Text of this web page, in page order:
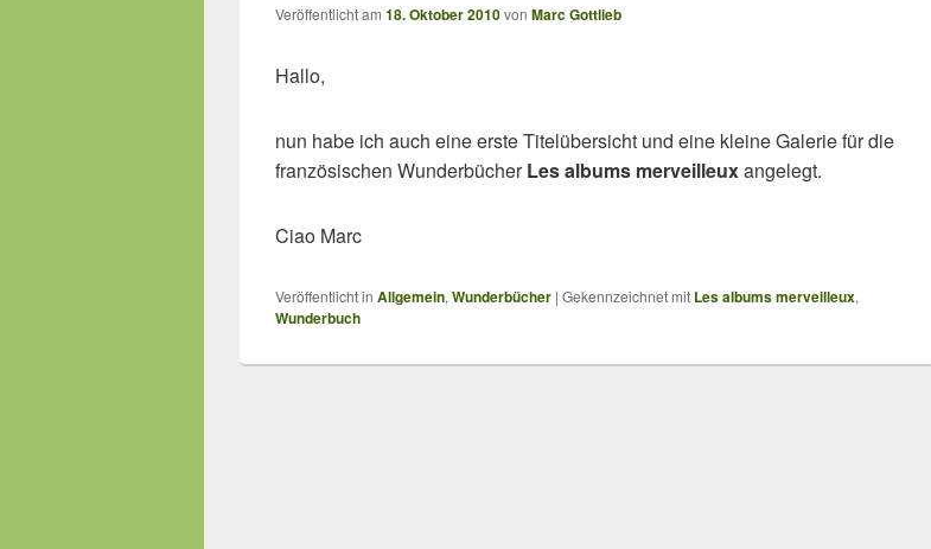
Veröffentlicht am 18. Oktober 2010von Marc Gottlieb
Hallo,
nun habe ich auch eine erste Titelübersicht und eine kleine Galerie für die
französischen WunderbücherLes albums merveilleuxangelegt.
Ciao Marc
Veröffentlicht in Allgemein, Wunderbücher | Gekennzeichnet mit Les albums merveilleux,
Wunderbuch